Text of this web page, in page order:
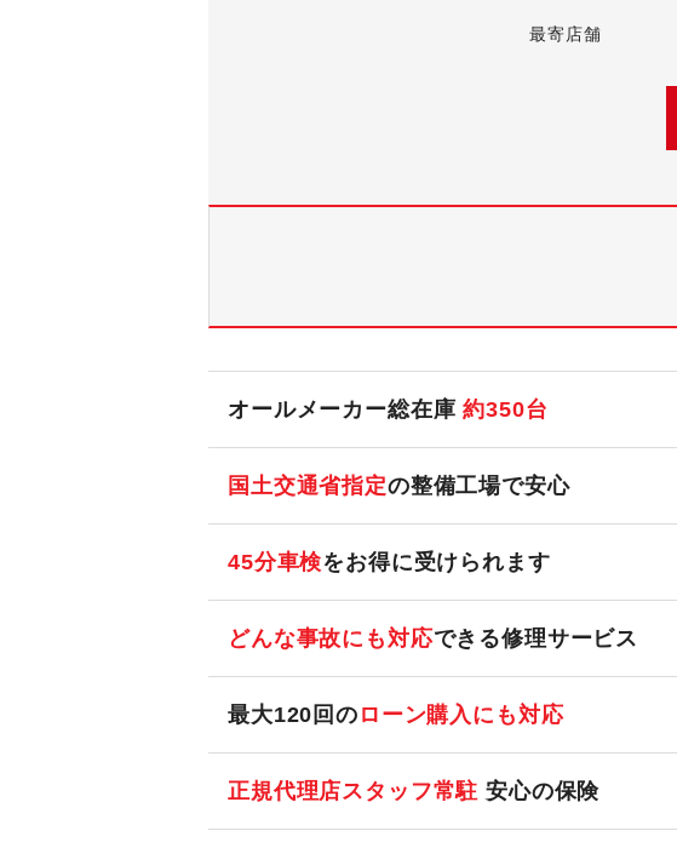
最寄店舗
オールメーカー総在庫約350台
国土交通省指定の整備工場で安心
45分車検をお得に受けられます
どんな事故にも対応できる修理サービス
最大120回の ローン購入にも対応
正規代理店スタッフ常駐 安心の保険